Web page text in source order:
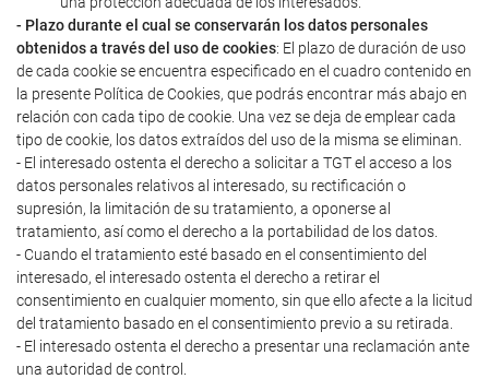
- Plazo durante el cual se conservarán los datos personales
obtenidos a través del uso de cookies: El plazo de duración de uso
de cada cookie se encuentra especificado en el cuadro contenido en
la presente Política de Cookies, que podrás encontrar más abajo en
relación con cada tipo de cookie. Una vez se deja de emplear cada
tipo de cookie, los datos extraídos del uso de la misma se eliminan.
- El interesado ostenta el derecho a solicitar a TGT el acceso a los
datos personales relativos al interesado, su rectificación o
supresión, la limitación de su tratamiento, a oponerse al
tratamiento, así como el derecho a la portabilidad de los datos.
- Cuando el tratamiento esté basado en el consentimiento del
interesado, el interesado ostenta el derecho a retirar el
consentimiento en cualquier momento, sin que ello afecte a la licitud
del tratamiento basado en el consentimiento previo a su retirada.
- El interesado ostenta el derecho a presentar una reclamación ante
una autoridad de control.